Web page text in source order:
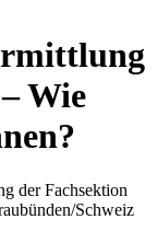
Wie
der Fachsektion
Schweiz